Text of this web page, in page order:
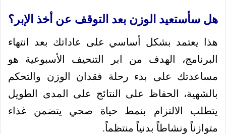
هل سأستعيد الوزن بعد التوقف عن أخذ الإبر؟
هذا يعتمد بشكل أساسي على عاداتك بعد انتهاء
البرنامج، الهدف من ابر التنحيف الأسبوعية هو
مساعدتك على بدء رحلة فقدان الوزن والتحكم
بالشهية، الحفاظ على النتائج على المدى الطويل
يتطلب الالتزام بنمط حياة صحي يتضمن غذاء
متوازناً ونشاطاً بدنياً منتظماً.